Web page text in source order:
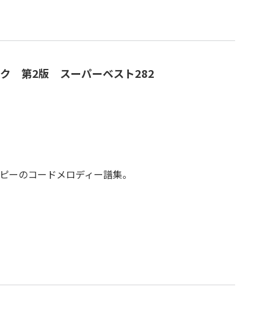
ク 第2版 スーパーベスト282
ーのコードメロディー譜集。